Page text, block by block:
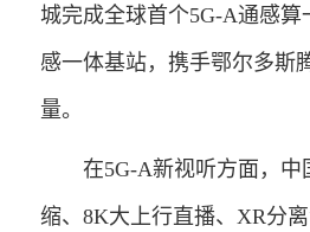
城完成全球首个5G-A通感
感一体基站，携手鄂尔多斯
量。
在5G-A新视听方面，
缩、8K大上行直播、XR分